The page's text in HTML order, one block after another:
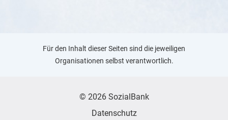
Für den Inhalt dieser Seiten sind die jeweiligen
Organisationen selbst verantwortlich.
© 2026 SozialBank
Datenschutz